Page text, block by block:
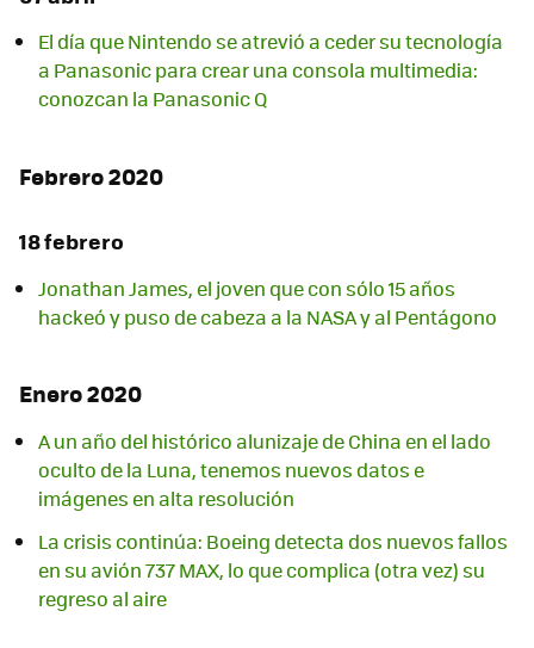
El día que Nintendo se atrevió a ceder su tecnología
a Panasonic para crear una consola multimedia:
conozcan la Panasonic Q
Febrero 2020
18 febrero
Jonathan James, el joven que con sólo 15 años
hackeó y puso de cabeza a la NASA y al Pentágono
Enero 2020
A un año del histórico alunizaje de China en el lado
oculto de la Luna, tenemos nuevos datos e
imágenes en alta resolución
La crisis continúa: Boeing detecta dos nuevos fallos
en su avión 737 MAX, lo que complica (otra vez) su
regreso al aire